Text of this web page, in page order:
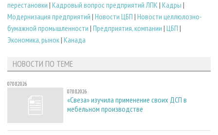
перестановки | Кадровый вопрос предприятий ЛПК | Кадры |
Модернизация предприятий | Новости ЦБП | Новости целлюлозно-
бумажной промышленности | Предприятия, компании | ЦБП |
Экономика, рынок| Канада
НОВОСТИ ПО ТЕМЕ
07.08.2026
07.08.2026
«Свеза» изучила применение своих ДСП в
мебельном производстве